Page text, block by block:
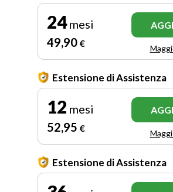
24mesi
49,90 €
Estensione di Assistenza
12 mesi
52,95 €
Estensione di Assistenza